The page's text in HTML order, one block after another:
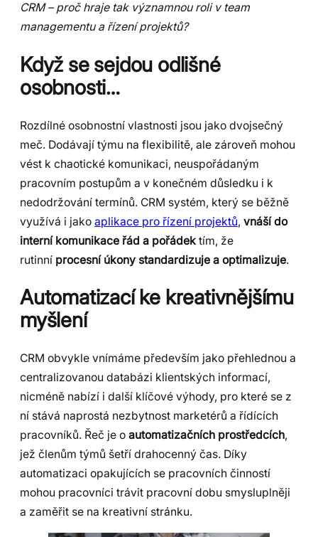
CRM – proč hraje tak významnou roli v team
managementu a řízení projektů?
Když se sejdou odlišné
osobnosti…
Rozdílné osobnostní vlastnosti jsou jako dvojsečný
meč. Dodávají týmu na flexibilitě, ale zároveň mohou
vést k chaotické komunikaci, neuspořádaným
pracovním postupům a v konečném důsledku i k
nedodržování termínů. CRM systém, který se běžně
využívá i jako aplikace pro řízení projektů, vnáší do
interní komunikace řád a pořádek tím, že
rutinní procesní úkony standardizuje a optimalizuje.
Automatizací ke kreativnějšímu
myšlení
CRM obvykle vnímáme především jako přehlednou a
centralizovanou databázi klientských informací,
nicméně nabízí i další klíčové výhody, pro které se z
ní stává naprostá nezbytnost marketérů a řídících
pracovníků. Řeč je o automatizačních prostředcích,
jež členům týmů šetří drahocenný čas. Díky
automatizaci opakujících se pracovních činností
mohou pracovníci trávit pracovní dobu smysluplněji
a zaměřit se na kreativní stránku.